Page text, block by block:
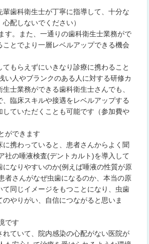
輩歯科衛生士が丁寧に指導して、十分な
配しないでください）
。また、一通りの歯科衛生士業務がで
とでより一層レベルアップできる機会
もらえずにいきなり診療に携わること
い人やブランクのある人に対する研修カ
士業務ができる歯科衛生士さんでも、
臨床スキルや接遇をレベルアップする
ていただくことも可能です（参加費や
ができます
に携わっていると、患者さんからよく聞
社の唾液検査(デントカルト)を導入して
なりやすいのか(例えば唾液の性質が原
者さんがなぜ虫歯になるのか、本当の原
同じイメージをもつことになり、虫歯
やりがい、自信につながると思いま
です
ていて、院内感染の心配がない医院が